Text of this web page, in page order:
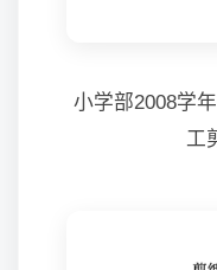
小学部2008学
工